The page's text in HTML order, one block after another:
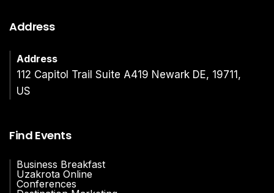
Address
Address
112 Capitol Trail Suite A419 Newark DE, 19711,
US
Find Events
Business Breakfast
Uzakrota Online
Conferences